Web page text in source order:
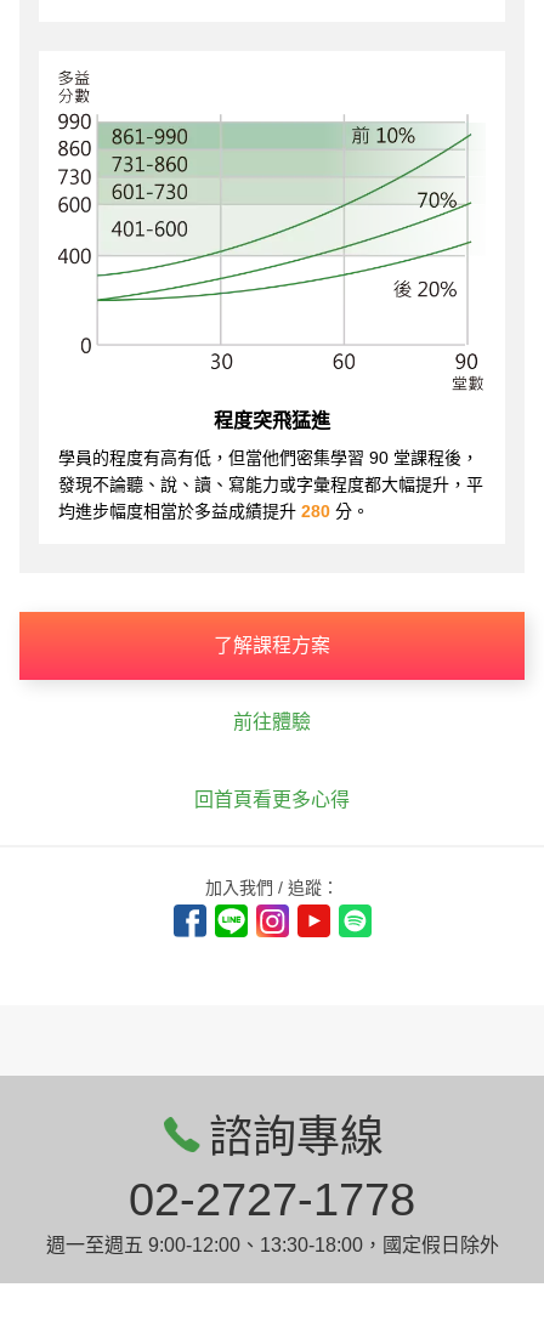
程度突飛猛進
學員的程度有高有低，但當他們密集學習 90 堂課程後，
發現不論聽、說、讀、寫能力或字彙程度都大幅提升，平
均進步幅度相當於多益成績提升 280 分。
了解課程方案
前往體驗
回首頁看更多心得
加入我們 / 追蹤：
諮詢專線
02-2727-1778
週一至週五 9:00-12:00、13:30-18:00，國定假日除外